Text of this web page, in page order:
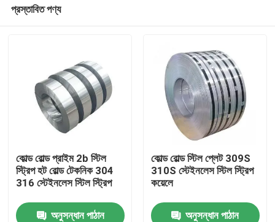
প্রস্তাবিত পণ্য
কোল্ড রোল্ড প্রাইম 2b স্টিল
স্ট্রিপ হট রোল্ড টেকনিক 304
316 স্টেইনলেস স্টিল স্ট্রিপ
অনুসন্ধান পাঠান
কোল্ড রোল্ড স্টিল প্লেট 309S
310S স্টেইনলেস স্টিল স্ট্রিপ
কয়েলে
অনুসন্ধান পাঠান